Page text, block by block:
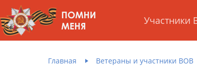
Участники
Главная Ветераны и участники ВОВ